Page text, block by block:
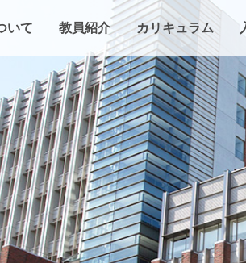
いて 教員紹介 カリキュラム